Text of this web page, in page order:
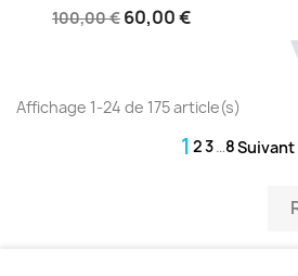
100,00 € 60,00 €
Affichage 1-24 de 175 article(s)
1 23…8Suivant